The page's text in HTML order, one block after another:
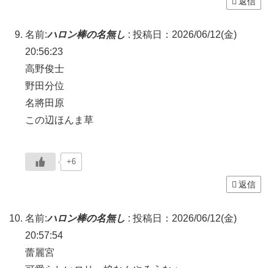
名前:ハロン棒の名無し : 投稿日：2026/06/12(金)
20:56:23
高野俊士
野田分位
名將田原
この辺ほんま草
+6
返信
名前:ハロン棒の名無し : 投稿日：2026/06/12(金)
20:57:54
蕾麗宮